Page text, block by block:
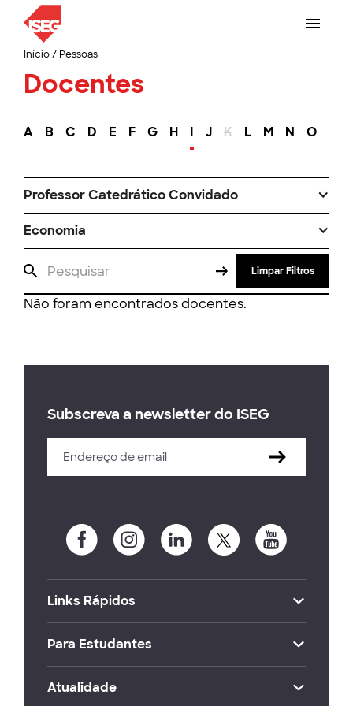
Início/ Pessoas
Docentes
A B C D E F G H I J K L M N O
Professor Catedrático Convidado
Economia
Limpar Filtros
Não foram encontrados docentes.
Subscreva a newsletter do ISEG
Links Rápidos
Para Estudantes
Atualidade